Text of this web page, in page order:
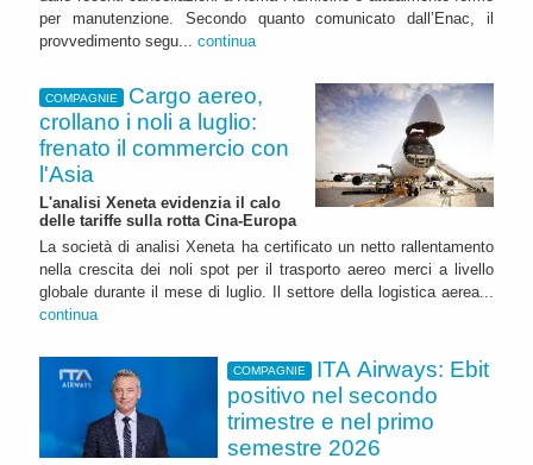
per manutenzione. Secondo quanto comunicato dall’Enac, il
provvedimento segu... continua
COMPAGNIE
Cargo aereo,
crollano i noli a luglio:
frenato il commercio con
l'Asia
L'analisi Xeneta evidenzia il calo
delle tariffe sulla rotta Cina-Europa
La società di analisi Xeneta ha certificato un netto rallentamento
nella crescita dei noli spot per il trasporto aereo merci a livello
globale durante il mese di luglio. Il settore della logistica aerea...
continua
COMPAGNIE
ITA Airways: Ebit
positivo nel secondo
trimestre e nel primo
semestre 2026